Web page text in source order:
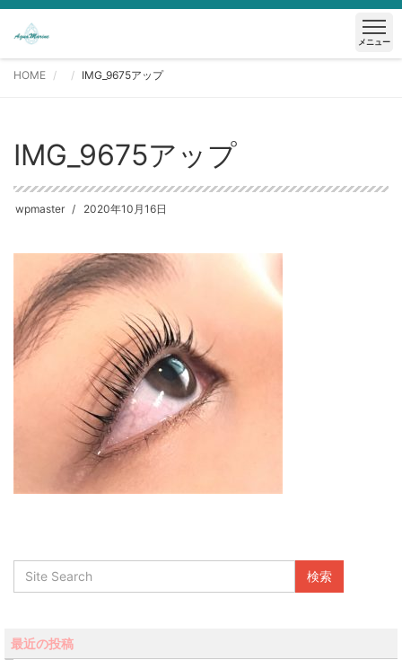
メニュー
HOME IMG_9675アップ
IMG_9675アップ
wpmaster 2020年10月16日
最近の投稿